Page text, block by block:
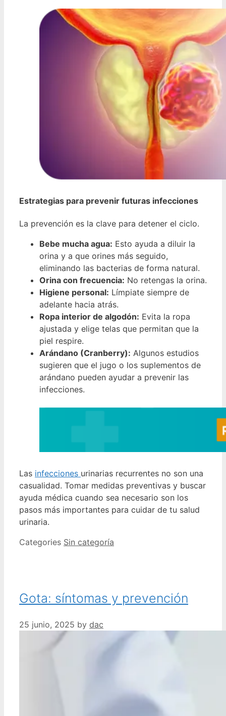
Estrategias para prevenir futuras infecciones
La prevención es la clave para detener el ciclo.
Bebe mucha agua: Esto ayuda a diluir la
orina y a que orines más seguido,
eliminando las bacterias de forma natural.
Orina con frecuencia: No retengas la orina.
Higiene personal: Límpiate siempre de
adelante hacia atrás.
Ropa interior de algodón: Evita la ropa
ajustada y elige telas que permitan que la
piel respire.
Arándano (Cranberry): Algunos estudios
sugieren que el jugo o los suplementos de
arándano pueden ayudar a prevenir las
infecciones.
Las infecciones urinarias recurrentes no son una
casualidad. Tomar medidas preventivas y buscar
ayuda médica cuando sea necesario son los
pasos más importantes para cuidar de tu salud
urinaria.
Categories Sin categoría
Gota: síntomas y prevención
25 junio, 2025 by dac